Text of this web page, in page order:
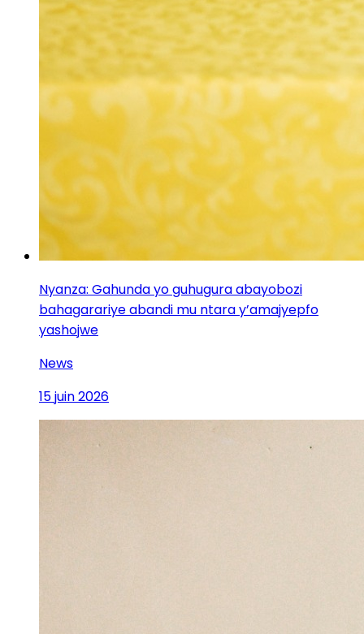
Nyanza: Gahunda yo guhugura abayobozi
bahagarariye abandi mu ntara y’amajyepfo
yashojwe
News
15 juin 2026